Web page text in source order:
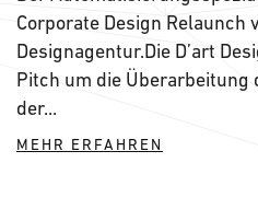
Corporate Design Relaunch
Designagentur.Die D’art
Pitch um die Überarbeitung
der...
MEHR ERFAHREN